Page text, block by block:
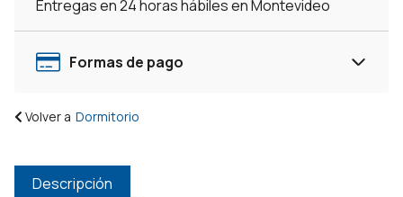
Entregas en 24 horas hábiles en Montevideo
Formas de pago
Volver a Dormitorio
Descripción